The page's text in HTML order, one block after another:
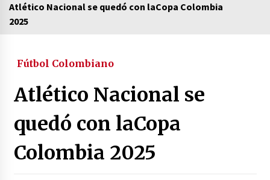
congreso en Colombia
Corina Machado y su sed de poder
17/01/2026
Atlético Nacional se quedó con laCopa Colombia
2025
Fútbol Colombiano
Atlético Nacional se
quedó con laCopa
Colombia 2025